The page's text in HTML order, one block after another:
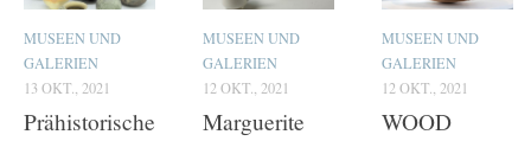
MUSEEN UND
GALERIEN
13 OKT., 2021
Prähistorische
MUSEEN UND
GALERIEN
12 OKT., 2021
Marguerite
MUSEEN UND
GALERIEN
12 OKT., 2021
WOOD